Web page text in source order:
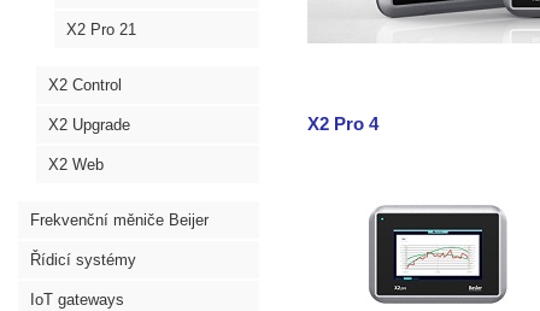
X2 Pro 21
X2 Control
X2 Upgrade
X2 Web
Frekvenční měniče Beijer
Řídicí systémy
IoT gateways
X2 Pro 4